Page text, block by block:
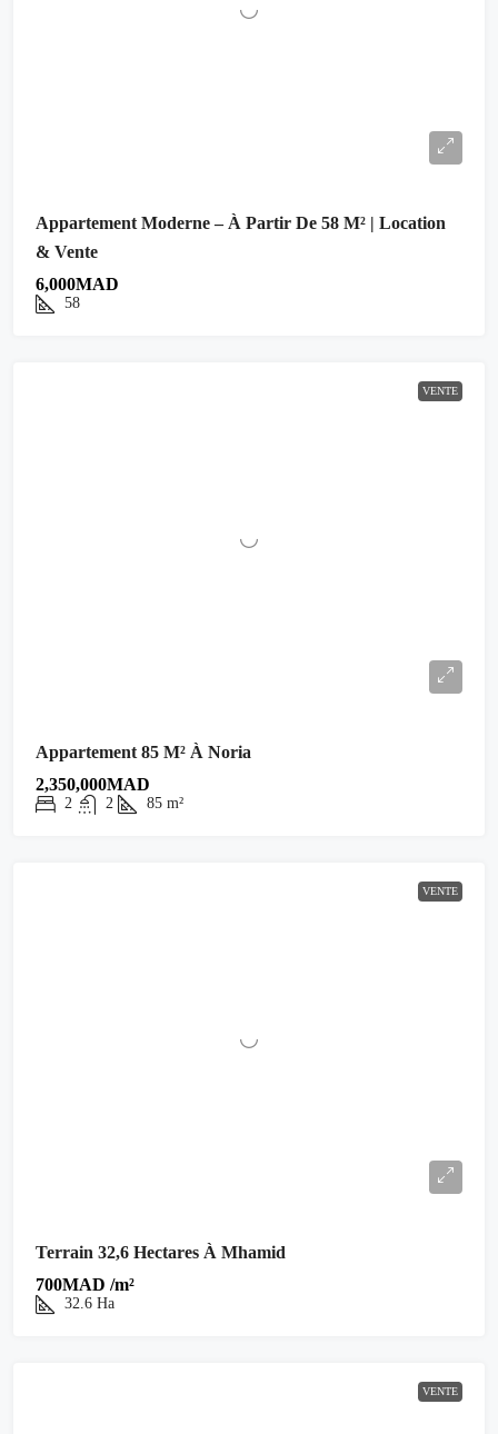
Appartement Moderne – À Partir De 58 M² | Location
& Vente
6,000MAD
58
VENTE
Appartement 85 M² À Noria
2,350,000MAD
2 2 85 m²
VENTE
Terrain 32,6 Hectares À Mhamid
700MAD /m²
32.6 Ha
VENTE